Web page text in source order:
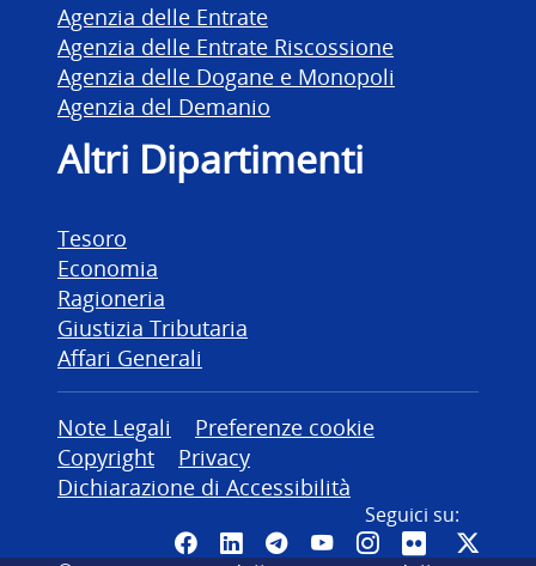
Agenzia delle Entrate
Agenzia delle Entrate Riscossione
Agenzia delle Dogane e Monopoli
Agenzia del Demanio
Altri Dipartimenti
Tesoro
Economia
Ragioneria
Giustizia Tributaria
Affari Generali
Altre informazioni
Note Legali
Preferenze cookie
Copyright
Privacy
Dichiarazione di Accessibilità
Seguici su:
Pagina Facebook del MEF -
Canale LinkedIn del MEF
Canale Telegram del
Canale YouTube del
CanaleCanale